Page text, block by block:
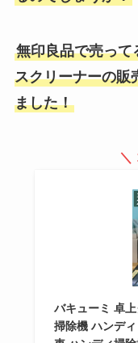
無印良品で売って
スクリーナーの販
ました！
＼
バキューミ 卓
掃除機 ハンデ